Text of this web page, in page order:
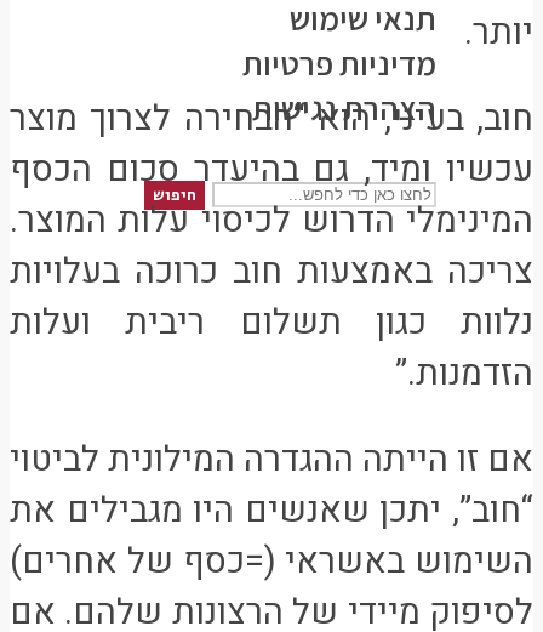
תנאי שימוש
מדיניות פרטיות
הצהרת נגישות
חיפוש
יותר.
חוב, בעיני, הוא “הבחירה לצרוך מוצר
עכשיו ומיד, גם בהיעדר סכום הכסף
המינימלי הדרוש לכיסוי עלות המוצר.
צריכה באמצעות חוב כרוכה בעלויות
נלוות כגון תשלום ריבית ועלות
הזדמנות.”
אם זו הייתה ההגדרה המילונית לביטוי
“חוב”, יתכן שאנשים היו מגבילים את
השימוש באשראי (=כסף של אחרים)
לסיפוק מיידי של הרצונות שלהם. אם